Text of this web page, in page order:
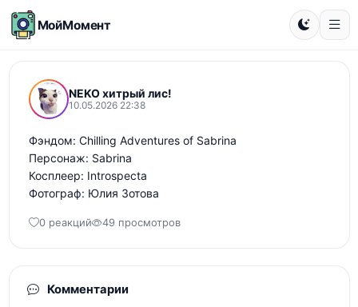
МойМомент
NEKO хитрый лис!
10.05.2026 22:38
Фэндом: Chilling Adventures of Sabrina
Персонаж: Sabrina
Косплеер: Introspecta
Фотограф: Юлия Зотова
0 реакций 49 просмотров
Комментарии